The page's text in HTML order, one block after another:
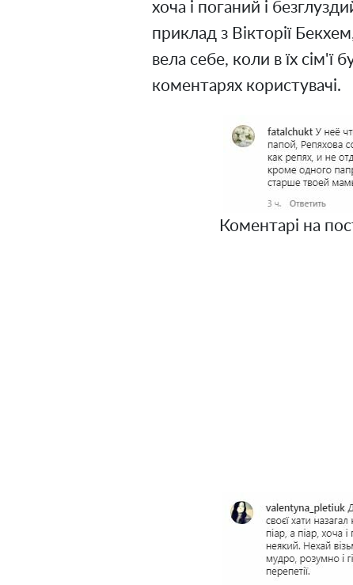
хоча і поганий і
приклад з Вікторії
вела себе, коли в їх сім'ї
коментарях користувачі.
Коментарі на